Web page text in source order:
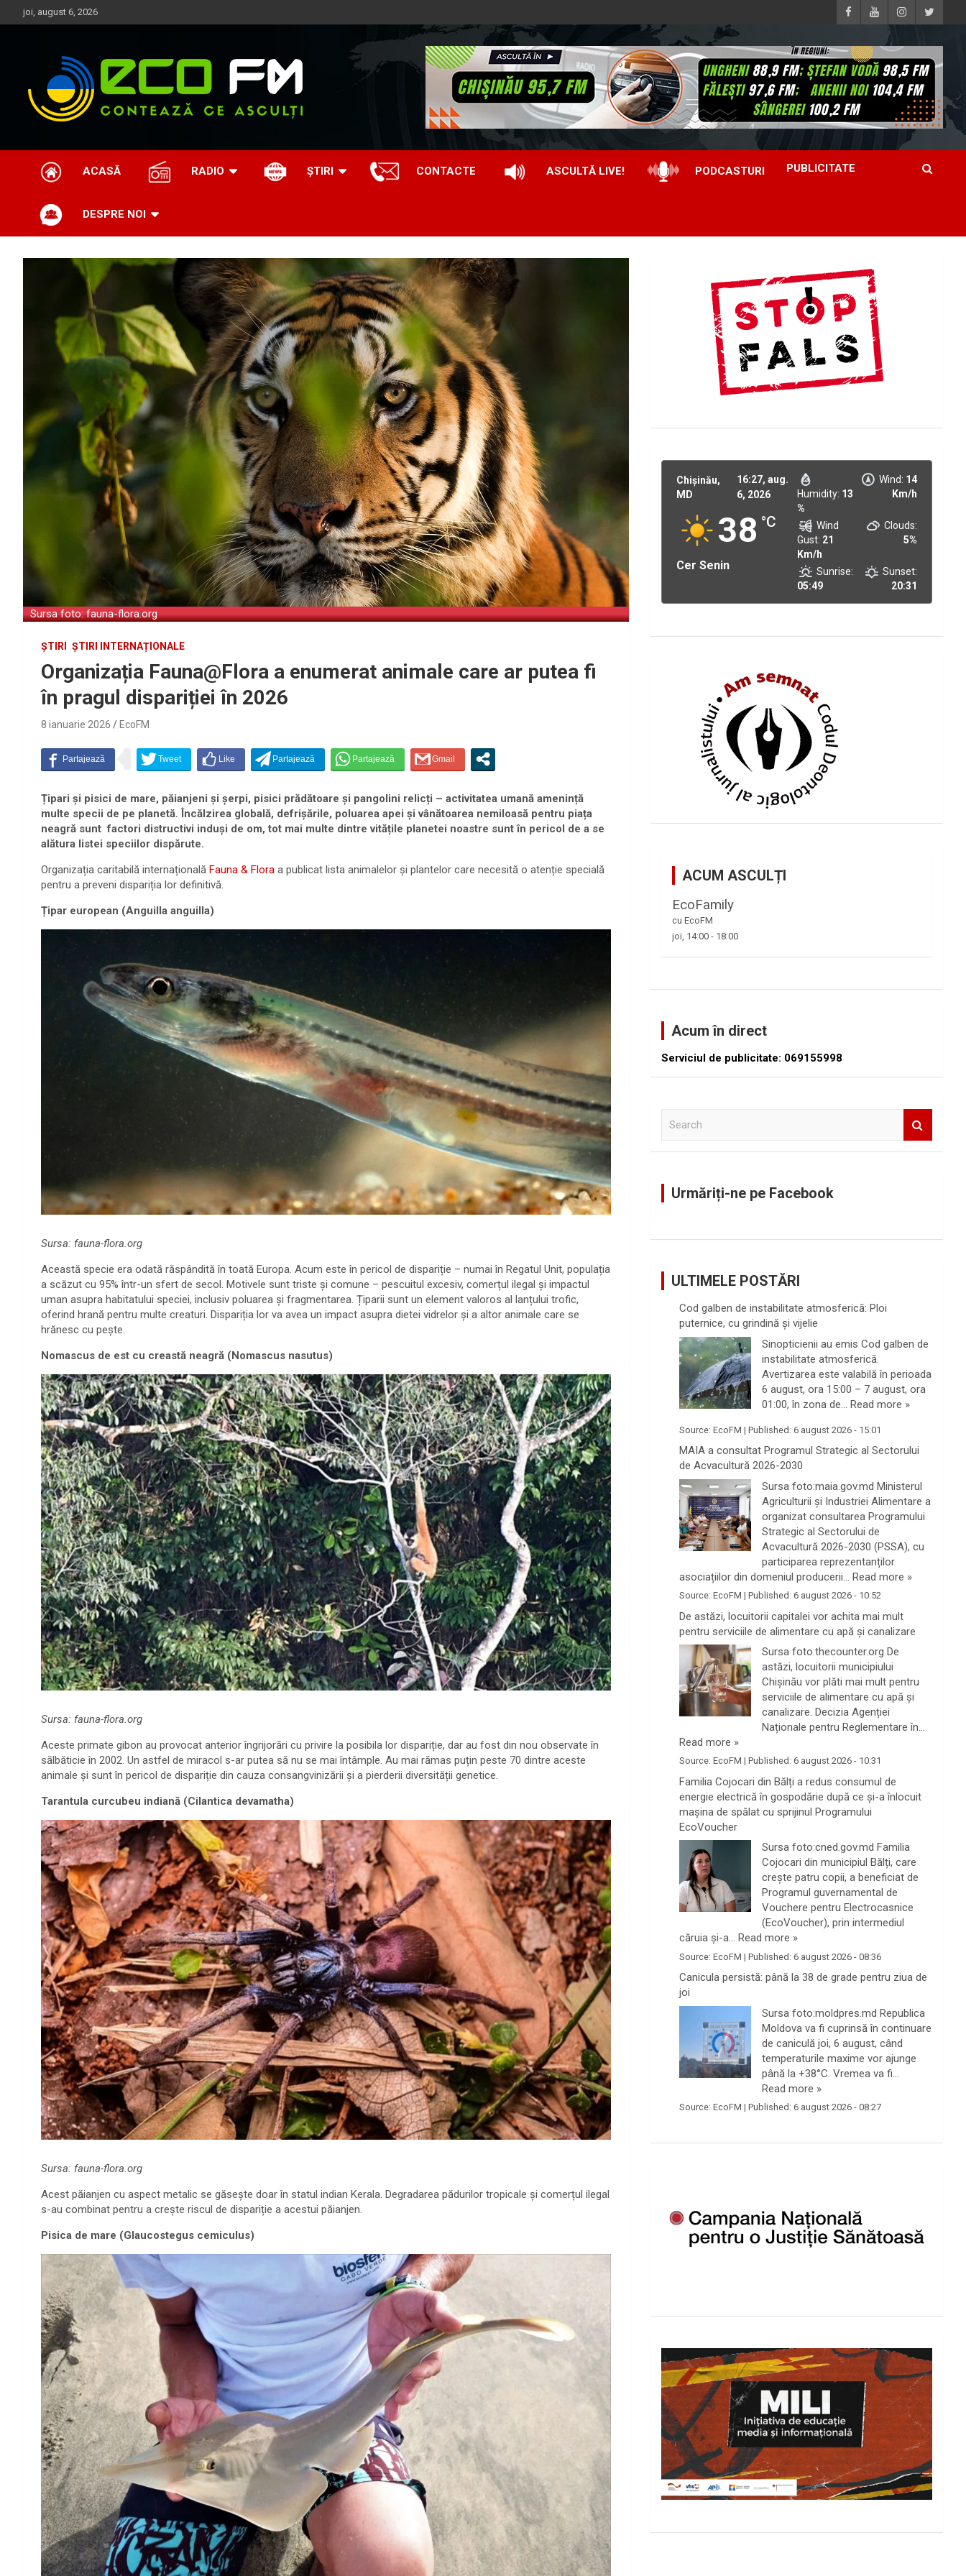
to
joi, august 6, 2026
EcoFM
ACASĂ RADIO ȘTIRI CONTACTE ASCULTĂ LIVE! PODCASTURI PUBLICITATE
DESPRE NOI
Sursa foto: fauna-flora.org
ȘTIRI ȘTIRI INTERNAȚIONALE
Organizația Fauna@Flora a enumerat animale care ar putea fi
în pragul dispariției în 2026
8 ianuarie 2026 EcoFM
Țipari și pisici de mare, păianjeni și șerpi, pisici prădătoare și pangolini relicți – activitatea umană amenință
multe specii de pe planetă. Încălzirea globală, defrișările, poluarea apei și vânătoarea nemiloasă pentru piața
neagră sunt factori distructivi induși de om, tot mai multe dintre vitățile planetei noastre sunt în pericol de a se
alătura listei speciilor dispărute.
Organizația caritabilă internațională Fauna & Flora a publicat lista animalelor și plantelor care necesită o atenție specială
pentru a preveni dispariția lor definitivă.
Țipar european (Anguilla anguilla)
Sursa: fauna-flora.org
Această specie era odată răspândită în toată Europa. Acum este în pericol de dispariție – numai în Regatul Unit, populația
a scăzut cu 95% într-un sfert de secol. Motivele sunt triste și comune – pescuitul excesiv, comerțul ilegal și impactul
uman asupra habitatului speciei, inclusiv poluarea și fragmentarea. Țiparii sunt un element valoros al lanțului trofic,
oferind hrană pentru multe creaturi. Dispariția lor va avea un impact asupra dietei vidrelor și a altor animale care se
hrănesc cu pește.
Nomascus de est cu creastă neagră (Nomascus nasutus)
Sursa: fauna-flora.org
Aceste primate gibon au provocat anterior îngrijorări cu privire la posibila lor dispariție, dar au fost din nou observate în
sălbăticie în 2002. Un astfel de miracol s-ar putea să nu se mai întâmple. Au mai rămas puțin peste 70 dintre aceste
animale și sunt în pericol de dispariție din cauza consangvinizării și a pierderii diversității genetice.
Tarantula curcubeu indiană (Cilantica devamatha)
Sursa: fauna-flora.org
Acest păianjen cu aspect metalic se găsește doar în statul indian Kerala. Degradarea pădurilor tropicale și comerțul ilegal
s-au combinat pentru a crește riscul de dispariție a acestui păianjen.
Pisica de mare (Glaucostegus cemiculus)
Chișinău,
MD
16:27, aug.
6, 2026
38 °C
Cer Senin
Humidity: 13
%
Wind: 14
Km/h
Wind
Gust: 21
Km/h
Clouds:
5%
Sunrise:
05:49
Sunset:
20:31
ACUM ASCULȚI
EcoFamily
cu EcoFM
joi, 14:00 - 18:00
Acum în direct
Serviciul de publicitate: 069155998
Urmăriți-ne pe Facebook
ULTIMELE POSTĂRI
Cod galben de instabilitate atmosferică: Ploi
puternice, cu grindină și vijelie
Sinopticienii au emis Cod galben de
instabilitate atmosferică.
Avertizarea este valabilă în perioada
6 august, ora 15:00 – 7 august, ora
01:00, în zona de…Read more »
Source:EcoFM |Published:6 august 2026 - 15:01
MAIA a consultat Programul Strategic al Sectorului
de Acvacultură 2026-2030
Sursa foto:maia.gov.md Ministerul
Agriculturii și Industriei Alimentare a
organizat consultarea Programului
Strategic al Sectorului de
Acvacultură 2026-2030 (PSSA), cu
participarea reprezentanților
asociațiilor din domeniul producerii…Read more »
Source:EcoFM |Published:6 august 2026 - 10:52
De astăzi, locuitorii capitalei vor achita mai mult
pentru serviciile de alimentare cu apă și canalizare
Sursa foto:thecounter.org De
astăzi, locuitorii municipiului
Chișinău vor plăti mai mult pentru
serviciile de alimentare cu apă și
canalizare. Decizia Agenției
Naționale pentru Reglementare în…
Read more »
Source:EcoFM |Published:6 august 2026 - 10:31
Familia Cojocari din Bălți a redus consumul de
energie electrică în gospodărie după ce și-a înlocuit
mașina de spălat cu sprijinul Programului
EcoVoucher
Sursa foto:cned.gov.md Familia
Cojocari din municipiul Bălți, care
crește patru copii, a beneficiat de
Programul guvernamental de
Vouchere pentru Electrocasnice
(EcoVoucher), prin intermediul
căruia și-a…Read more »
Source:EcoFM |Published:6 august 2026 - 08:36
Canicula persistă: până la 38 de grade pentru ziua de
joi
Sursa foto:moldpres.md Republica
Moldova va fi cuprinsă în continuare
de caniculă joi, 6 august, când
temperaturile maxime vor ajunge
până la +38°C. Vremea va fi…
Read more »
Source:EcoFM |Published:6 august 2026 - 08:27